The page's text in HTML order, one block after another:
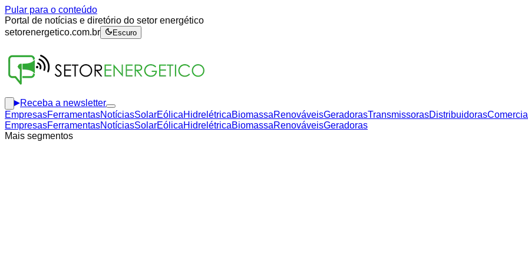
Pular para o conteúdo
Portal de notícias e diretório do setor energético
setorenergetico.com.br
Escuro
Receba a newsletter
EmpresasFerramentasNotíciasSolarEólicaHidrelétricaBiomassaRenováveisGeradorasTransmissorasDistribuidoras
EmpresasFerramentasNotíciasSolarEólicaHidrelétricaBiomassaRenováveisGeradoras
Mais segmentos